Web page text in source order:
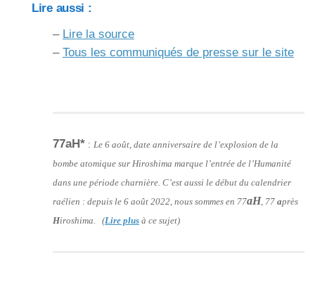
Lire aussi :
– Lire la source
– Tous les communiqués de presse sur le site
77aH* : Le 6 août, date anniversaire de l’explosion de la
bombe atomique sur Hiroshima marque l’entrée de l’Humanité
dans une période charnière. C’est aussi le début du calendrier
raélien : depuis le 6 août 2022, nous sommes en 77aH , 77 après
Hiroshima. (Lire plus à ce sujet)